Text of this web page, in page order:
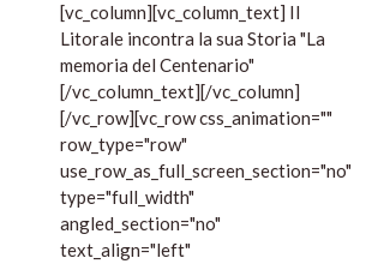
[vc_column][vc_column_text] Il
Litorale incontra la sua Storia "La
memoria del Centenario"
[/vc_column_text][/vc_column]
[/vc_row][vc_row css_animation=""
row_type="row"
use_row_as_full_screen_section="no"
type="full_width"
angled_section="no"
text_align="left"